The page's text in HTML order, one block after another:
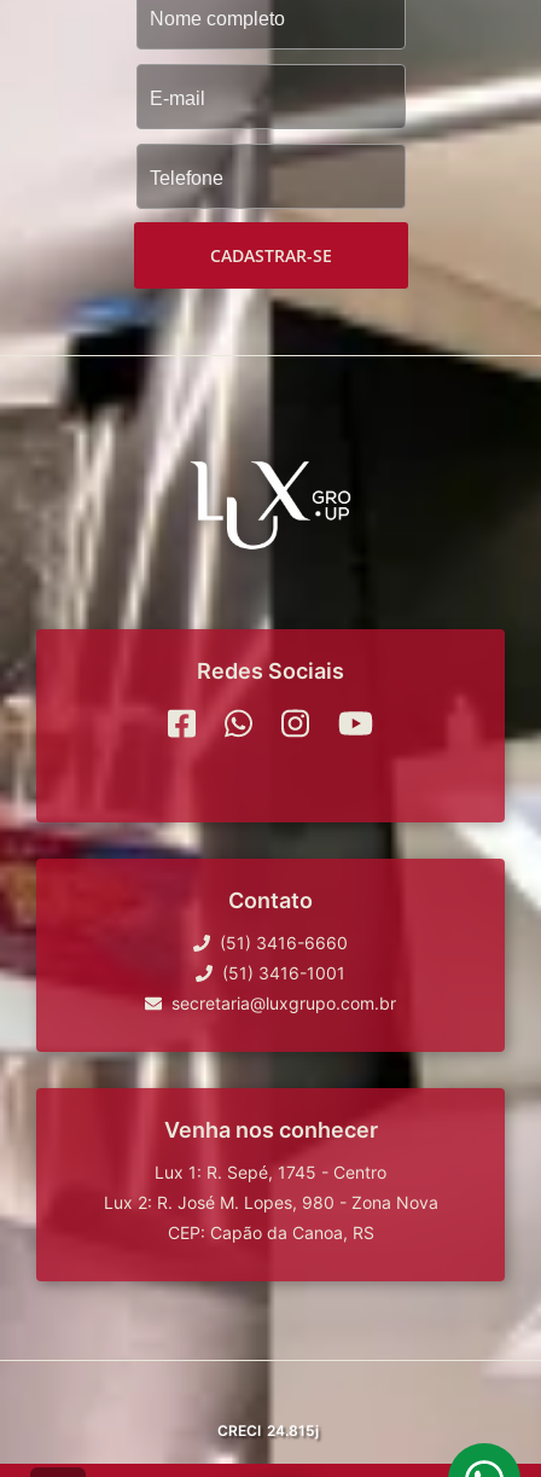
CADASTRAR-SE
Redes Sociais
Contato
(51) 3416-6660
(51) 3416-1001
secretaria@luxgrupo.com.br
Venha nos conhecer
Lux 1: R. Sepé, 1745 - Centro
Lux 2: R. José M. Lopes, 980 - Zona Nova
CEP: Capão da Canoa, RS
CRECI 24.815j